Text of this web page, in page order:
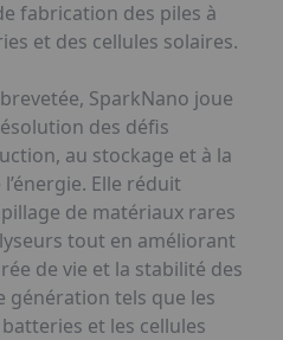
fabrication des piles à
et des cellules solaires.
SparkNano joue
des défis
au stockage et à la
Elle réduit
de matériaux rares
tout en améliorant
de vie et la stabilité des
génération tels que les
et les cellules